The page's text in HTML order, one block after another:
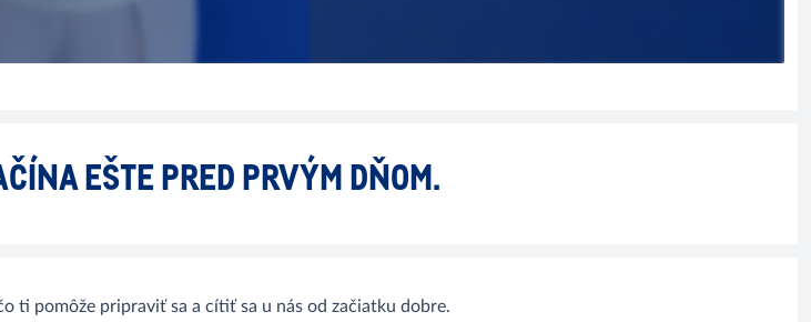
EŠTE PRED PRVÝM DŇOM.
ti pomôže pripraviť sa a cítiť sa u nás od začiatku dobre.